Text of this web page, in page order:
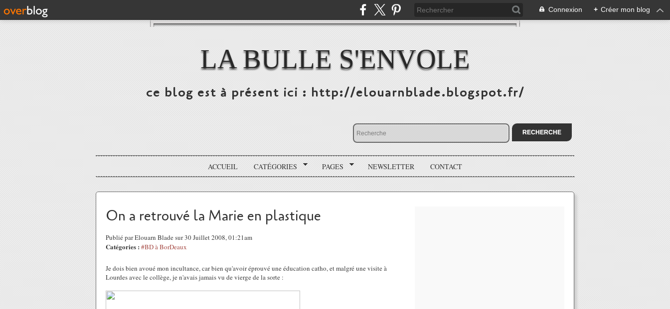
Connexion + Créer mon blog
LA BULLE S'ENVOLE
ce blog est à présent ici : http://elouarnblade.blogspot.fr/
ACCUEIL CATÉGORIES PAGES NEWSLETTER CONTACT
On a retrouvé la Marie en plastique
Publié par Elouarn Blade sur 30 Juillet 2008, 01:21am
Catégories : #BD à BorDeaux
Je dois bien avoué mon incultance, car bien qu'avoir éprouvé une éducation catho, et malgré une visite à
Lourdes avec le collège, je n'avais jamais vu de vierge de la sorte :